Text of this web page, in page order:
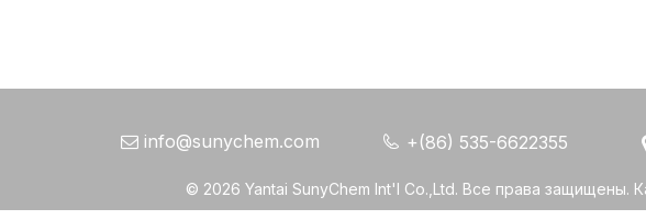
 info@sunychem.com  +(86) 535-6622355
© 2026 Yantai SunyChem Int'l Co.,Ltd. Все права защищены.